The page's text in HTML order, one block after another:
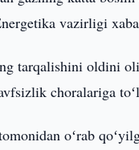
vazirligi
tarqalishini oldini
choralariga
oʻrab